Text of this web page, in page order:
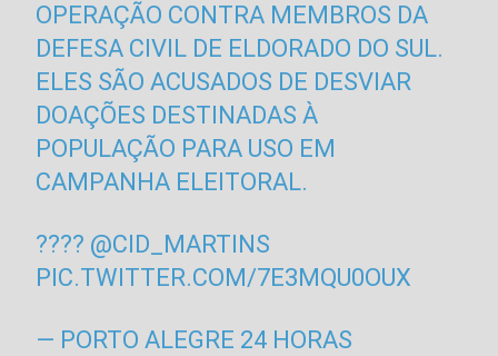
OPERAÇÃO CONTRA MEMBROS DA
DEFESA CIVIL DE ELDORADO DO SUL.
ELES SÃO ACUSADOS DE DESVIAR
DOAÇÕES DESTINADAS À
POPULAÇÃO PARA USO EM
CAMPANHA ELEITORAL.
???? @CID_MARTINS
PIC.TWITTER.COM/7E3MQU0OUX
— PORTO ALEGRE 24 HORAS